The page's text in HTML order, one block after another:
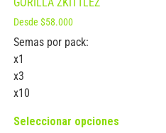
Desde $58.000
Semas por pack:
x1
x3
x10
Seleccionar opciones